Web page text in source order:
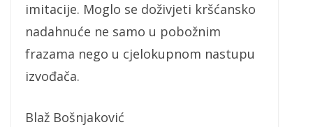
imitacije. Moglo se doživjeti kršćansko
nadahnuće ne samo u pobožnim
frazama nego u cjelokupnom nastupu
izvođača.
Blaž Bošnjaković